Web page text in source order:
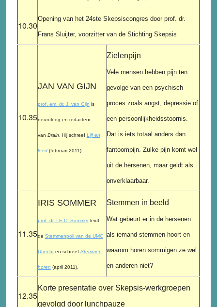
10.30
Opening van het 24ste Skepsiscongres door prof. dr.
Frans Sluijter, voorzitter van de Stichting Skepsis
10.35
JAN VAN GIJN
prof. em. dr. J. van Gijn is
neuroloog en redacteur
van Brain . Hij schreef Lijf en
leed(februari 2011).
Zielenpijn
Vele mensen hebben pijn ten
gevolge van een psychisch
proces zoals angst, depressie of
een persoonlijkheidsstoornis.
Dat is iets totaal anders dan
fantoompijn. Zulke pijn komt wel
uit de hersenen, maar geldt als
onverklaarbaar.
11.35
IRIS SOMMER
prof. dr. I.E.C. Sommerleidt
de Stemmenpoli van de UMC
Utrechten schreef Stemmen
horen (april 2011).
Stemmen in beeld
Wat gebeurt er in de hersenen
als iemand stemmen hoort en
waarom horen sommigen ze wel
en anderen niet?
12.35
Korte presentatie over Skepsis-werkgroepen
gevolgd door lunchpauze